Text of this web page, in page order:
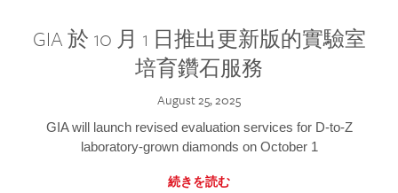
GIA 於 10 月 1 日推出更新版的實驗室
培育鑽石服務
August 25, 2025
GIA will launch revised evaluation services for D-to-Z
laboratory-grown diamonds on October 1
続きを読む